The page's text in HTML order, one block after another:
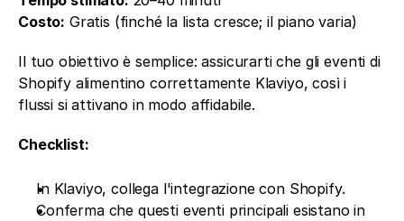
Costo: Gratis (finché la lista cresce; il piano varia)
Il tuo obiettivo è semplice: assicurarti che gli eventi di
Shopify alimentino correttamente Klaviyo, così i
flussi si attivano in modo affidabile.
Checklist:
In Klaviyo, collega l'integrazione con Shopify.
Conferma che questi eventi principali esistano in